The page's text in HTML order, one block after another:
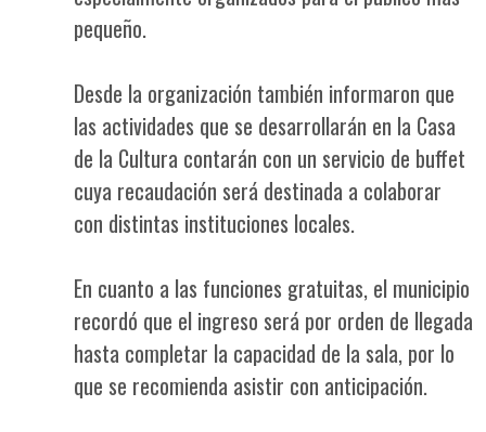
pequeño.
Desde la organización también informaron que
las actividades que se desarrollarán en la Casa
de la Cultura contarán con un servicio de buffet
cuya recaudación será destinada a colaborar
con distintas instituciones locales.
En cuanto a las funciones gratuitas, el municipio
recordó que el ingreso será por orden de llegada
hasta completar la capacidad de la sala, por lo
que se recomienda asistir con anticipación.